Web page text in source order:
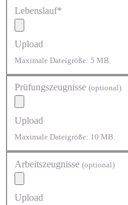
Lebenslauf*
Upload
Maximale Dateigröße: 5 MB.
Prüfungszeugnisse (optional)
Upload
Maximale Dateigröße: 10 MB.
Arbeitszeugnisse (optional)
Upload